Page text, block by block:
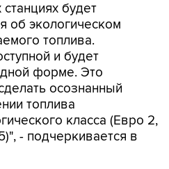
будет
об экологическом
топлива.
и будет
форме. Это
осознанный
топлива
класса (Евро 2,
- подчеркивается в